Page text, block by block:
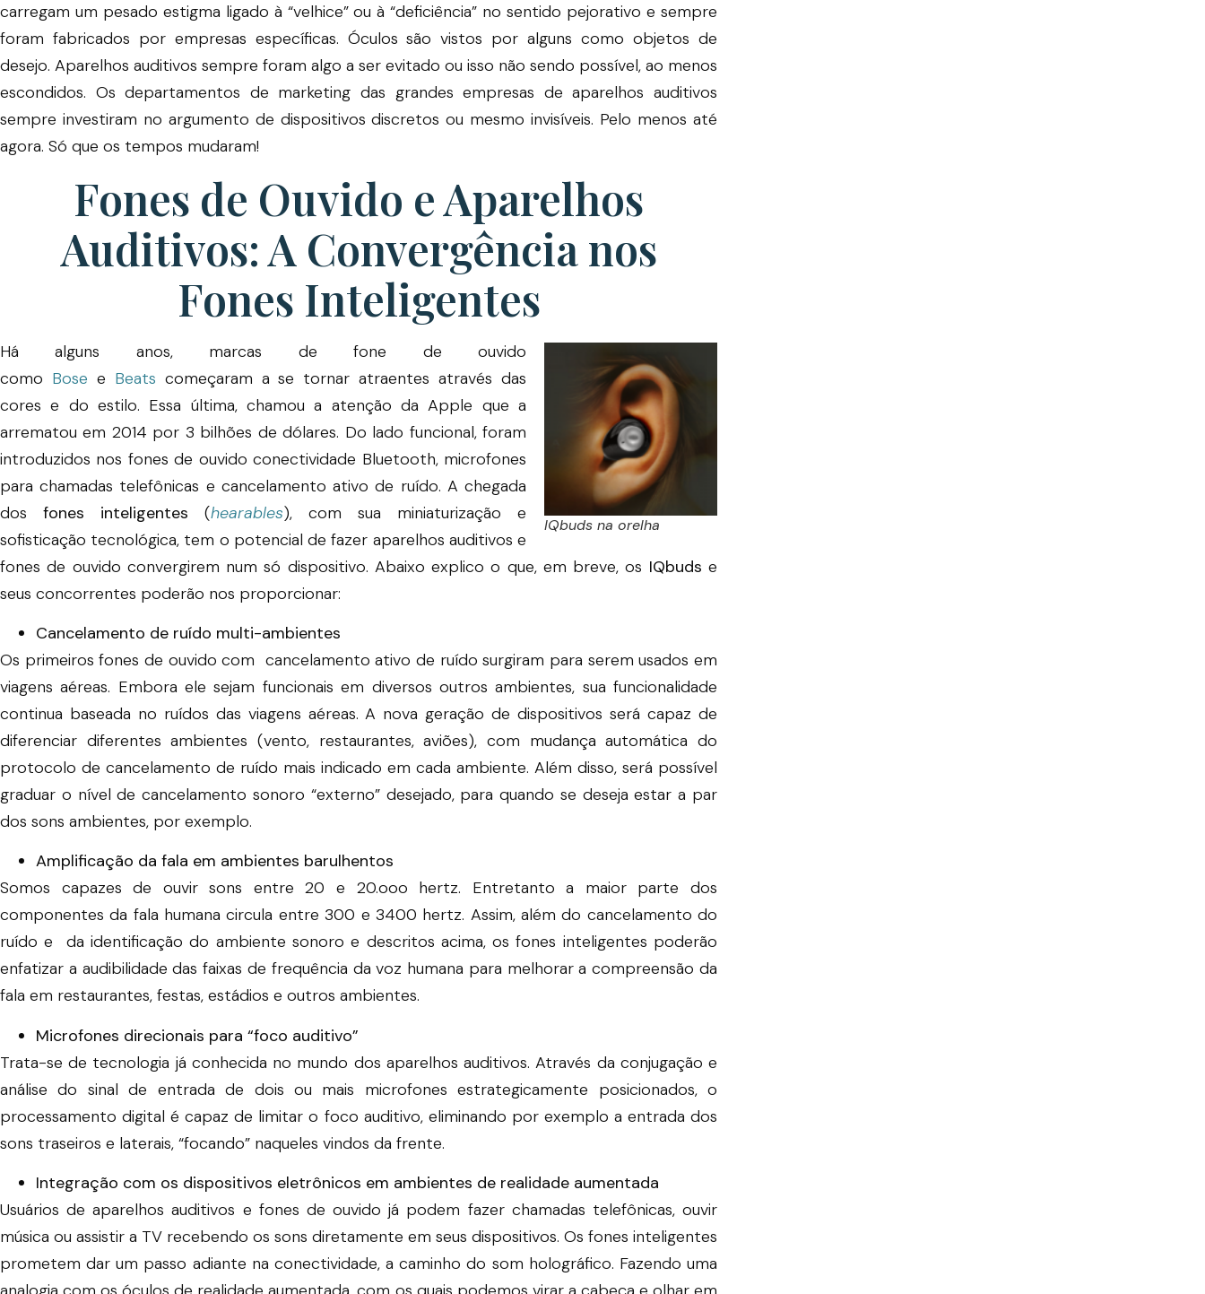
carregam um pesado estigma ligado à “velhice” ou à “deficiência” no sentido pejorativo e sempre
foram fabricados por empresas específicas. Óculos são vistos por alguns como objetos de
desejo. Aparelhos auditivos sempre foram algo a ser evitado ou isso não sendo possível, ao menos
escondidos. Os departamentos de marketing das grandes empresas de aparelhos auditivos
sempre investiram no argumento de dispositivos discretos ou mesmo invisíveis. Pelo menos até
agora. Só que os tempos mudaram!
Fones de Ouvido e Aparelhos
Auditivos: A Convergência nos
Fones Inteligentes
IQbuds na orelha
Há alguns anos, marcas de fone de ouvido
como Bose e Beats começaram a se tornar atraentes através das
cores e do estilo. Essa última, chamou a atenção da Apple que a
arrematou em 2014 por 3 bilhões de dólares. Do lado funcional, foram
introduzidos nos fones de ouvido conectividade Bluetooth, microfones
para chamadas telefônicas e cancelamento ativo de ruído. A chegada
dos fones inteligentes (hearables), com sua miniaturização e
sofisticação tecnológica, tem o potencial de fazer aparelhos auditivos e
fones de ouvido convergirem num só dispositivo. Abaixo explico o que, em breve, os IQbuds e
seus concorrentes poderão nos proporcionar:
Cancelamento de ruído multi-ambientes
Os primeiros fones de ouvido com cancelamento ativo de ruído surgiram para serem usados em
viagens aéreas. Embora ele sejam funcionais em diversos outros ambientes, sua funcionalidade
continua baseada no ruídos das viagens aéreas. A nova geração de dispositivos será capaz de
diferenciar diferentes ambientes (vento, restaurantes, aviões), com mudança automática do
protocolo de cancelamento de ruído mais indicado em cada ambiente. Além disso, será possível
graduar o nível de cancelamento sonoro “externo” desejado, para quando se deseja estar a par
dos sons ambientes, por exemplo.
Amplificação da fala em ambientes barulhentos
Somos capazes de ouvir sons entre 20 e 20.ooo hertz. Entretanto a maior parte dos
componentes da fala humana circula entre 300 e 3400 hertz. Assim, além do cancelamento do
ruído e da identificação do ambiente sonoro e descritos acima, os fones inteligentes poderão
enfatizar a audibilidade das faixas de frequência da voz humana para melhorar a compreensão da
fala em restaurantes, festas, estádios e outros ambientes.
Microfones direcionais para “foco auditivo”
Trata-se de tecnologia já conhecida no mundo dos aparelhos auditivos. Através da conjugação e
análise do sinal de entrada de dois ou mais microfones estrategicamente posicionados, o
processamento digital é capaz de limitar o foco auditivo, eliminando por exemplo a entrada dos
sons traseiros e laterais, “focando” naqueles vindos da frente.
Integração com os dispositivos eletrônicos em ambientes de realidade aumentada
Usuários de aparelhos auditivos e fones de ouvido já podem fazer chamadas telefônicas, ouvir
música ou assistir a TV recebendo os sons diretamente em seus dispositivos. Os fones inteligentes
prometem dar um passo adiante na conectividade, a caminho do som holográfico. Fazendo uma